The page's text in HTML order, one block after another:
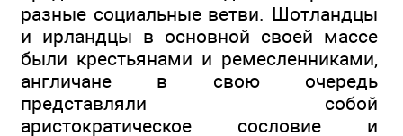
разные социальные ветви. Шотландцы
и ирландцы в основной своей массе
были крестьянами и ремесленниками,
англичане в свою очередь
представляли собой
аристократическое сословие и